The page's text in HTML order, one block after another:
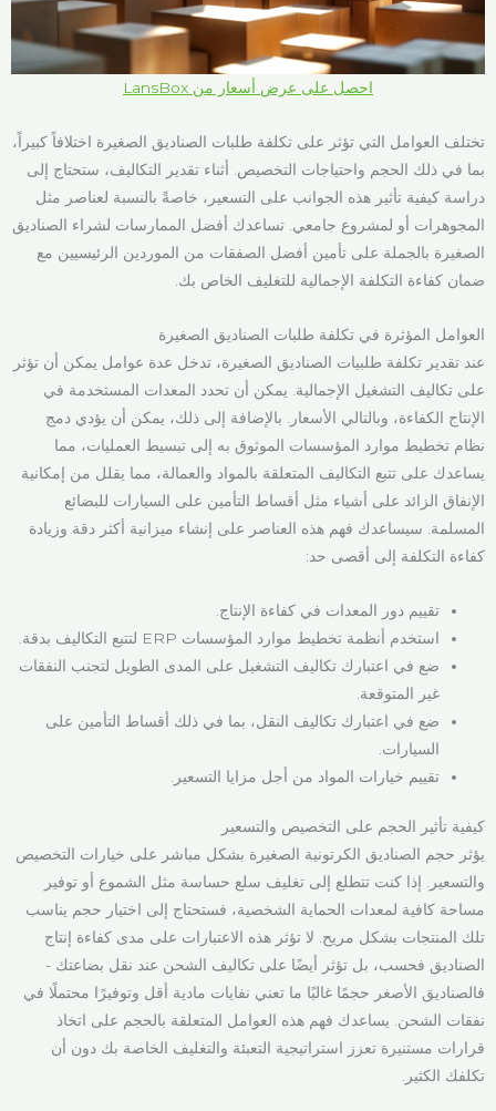
احصل على عرض أسعار من LansBox
تختلف العوامل التي تؤثر على تكلفة طلبات الصناديق الصغيرة اختلافاً كبيراً،
بما في ذلك الحجم واحتياجات التخصيص. أثناء تقدير التكاليف، ستحتاج إلى
دراسة كيفية تأثير هذه الجوانب على التسعير، خاصةً بالنسبة لعناصر مثل
المجوهرات أو لمشروع جامعي. تساعدك أفضل الممارسات لشراء الصناديق
الصغيرة بالجملة على تأمين أفضل الصفقات من الموردين الرئيسيين مع
ضمان كفاءة التكلفة الإجمالية للتغليف الخاص بك.
العوامل المؤثرة في تكلفة طلبات الصناديق الصغيرة
عند تقدير تكلفة طلبيات الصناديق الصغيرة، تدخل عدة عوامل يمكن أن تؤثر
على تكاليف التشغيل الإجمالية. يمكن أن تحدد المعدات المستخدمة في
الإنتاج الكفاءة، وبالتالي الأسعار. بالإضافة إلى ذلك، يمكن أن يؤدي دمج
نظام تخطيط موارد المؤسسات الموثوق به إلى تبسيط العمليات، مما
يساعدك على تتبع التكاليف المتعلقة بالمواد والعمالة، مما يقلل من إمكانية
الإنفاق الزائد على أشياء مثل أقساط التأمين على السيارات للبضائع
المسلمة. سيساعدك فهم هذه العناصر على إنشاء ميزانية أكثر دقة وزيادة
كفاءة التكلفة إلى أقصى حد:
تقييم دور المعدات في كفاءة الإنتاج.
استخدم أنظمة تخطيط موارد المؤسسات ERP لتتبع التكاليف بدقة.
ضع في اعتبارك تكاليف التشغيل على المدى الطويل لتجنب النفقات
غير المتوقعة.
ضع في اعتبارك تكاليف النقل، بما في ذلك أقساط التأمين على
السيارات.
تقييم خيارات المواد من أجل مزايا التسعير.
كيفية تأثير الحجم على التخصيص والتسعير
يؤثر حجم الصناديق الكرتونية الصغيرة بشكل مباشر على خيارات التخصيص
والتسعير. إذا كنت تتطلع إلى تغليف سلع حساسة مثل الشموع أو توفير
مساحة كافية لمعدات الحماية الشخصية، فستحتاج إلى اختيار حجم يناسب
تلك المنتجات بشكل مريح. لا تؤثر هذه الاعتبارات على مدى كفاءة إنتاج
الصناديق فحسب، بل تؤثر أيضًا على تكاليف الشحن عند نقل بضاعتك -
فالصناديق الأصغر حجمًا غالبًا ما تعني نفايات مادية أقل وتوفيرًا محتملًا في
نفقات الشحن. يساعدك فهم هذه العوامل المتعلقة بالحجم على اتخاذ
قرارات مستنيرة تعزز استراتيجية التعبئة والتغليف الخاصة بك دون أن
تكلفك الكثير.